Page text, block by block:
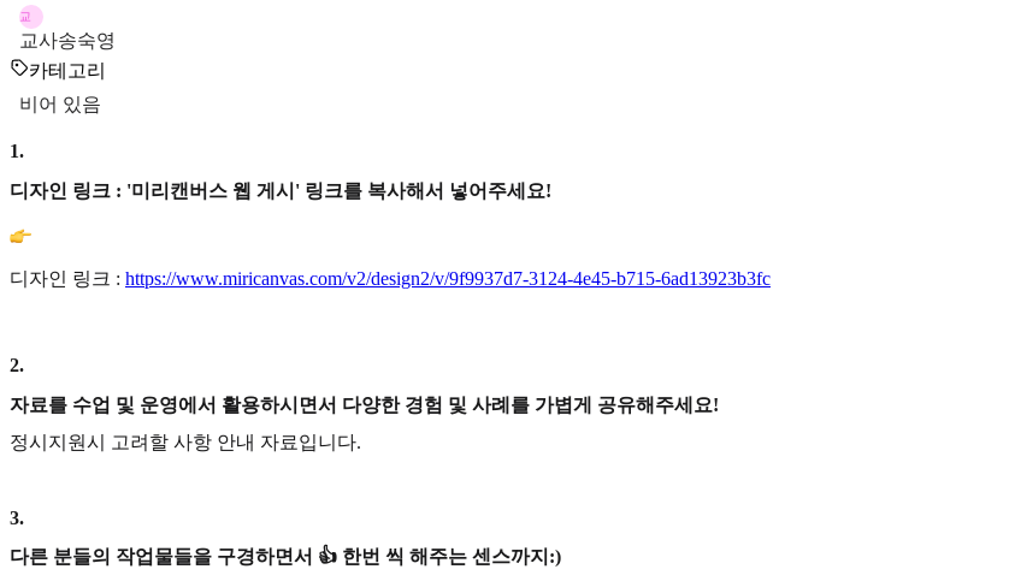
교
교사송숙영
카테고리
비어 있음
1.
디자인 링크 : '미리캔버스 웹 게시' 링크를 복사해서 넣어주세요!
디자인 링크 : https://www.miricanvas.com/v2/design2/v/9f9937d7-3124-4e45-b715-6ad13923b3fc
2.
자료를 수업 및 운영에서 활용하시면서 다양한 경험 및 사례를 가볍게 공유해주세요!
정시지원시 고려할 사항 안내 자료입니다.
3.
다른 분들의 작업물들을 구경하면서 👍 한번 씩 해주는 센스까지:)